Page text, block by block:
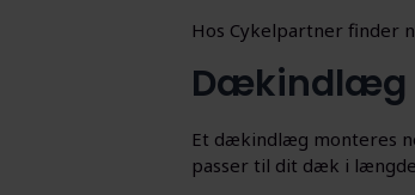
Hos Cykelpartner finder
Dækindlæg
Et dækindlæg monteres
passer til dit dæk i